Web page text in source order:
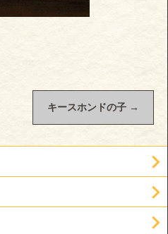
キースホンドの子 →